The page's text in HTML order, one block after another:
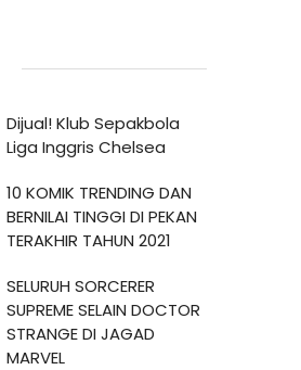
Dijual! Klub Sepakbola
Liga Inggris Chelsea
10 KOMIK TRENDING DAN
BERNILAI TINGGI DI PEKAN
TERAKHIR TAHUN 2021
SELURUH SORCERER
SUPREME SELAIN DOCTOR
STRANGE DI JAGAD
MARVEL